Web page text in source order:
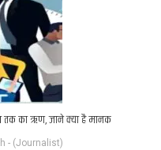
तक का ऋण, जाने क्या है मानक
- (Journalist)